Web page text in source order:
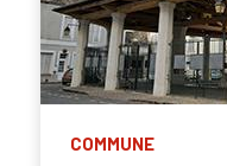
COMMUNE